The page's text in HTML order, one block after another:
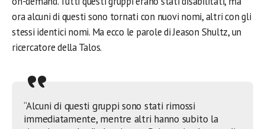
ora alcuni di questi sono tornati con nuovi nomi, altri con gli
stessi identici nomi. Ma ecco le parole di Jeason Shultz, un
ricercatore della Talos.
“Alcuni di questi gruppi sono stati rimossi
immediatamente, mentre altri hanno subito la